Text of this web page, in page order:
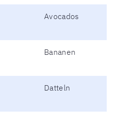
Avocados
Bananen
Datteln